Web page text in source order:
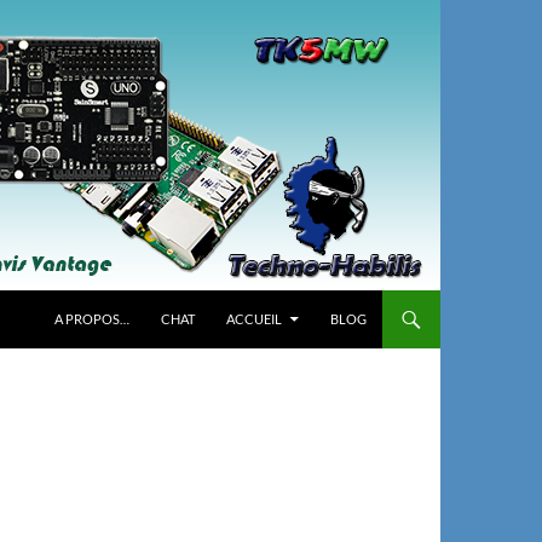
A PROPOS… CHAT ACCUEIL BLOG